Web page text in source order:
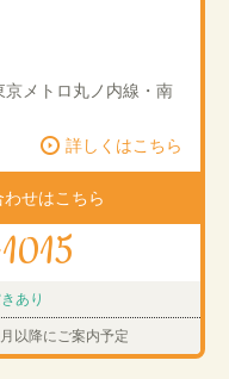
メトロ丸ノ内線・南
詳しくはこちら
せはこちら
あり
以降にご案内予定